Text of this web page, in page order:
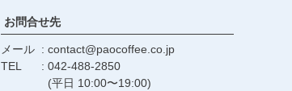
へ
お問合せ先
メール
contact@paocoffee.co.jp
TEL
042-488-2850
(平日 10:00〜19:00)